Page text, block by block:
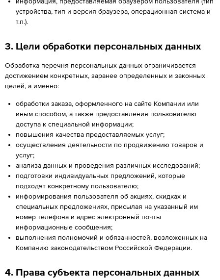
устройства, тип и версия браузера, операционная система и
т.п.).
3. Цели обработки персональных данных
Обработка перечня персональных данных ограничивается
достижением конкретных, заранее определенных и законных
целей, а именно:
обработки заказа, оформленного на сайте Компании или
иным способом, а также предоставления пользователю
доступа к специальной информации;
повышения качества предоставляемых услуг;
осуществления деятельности по продвижению товаров и
услуг;
анализа данных и проведения различных исследований;
подготовки индивидуальных предложений, которые
подходят конкретному пользователю;
информирования пользователя об акциях, скидках и
специальных предложениях, присылая на указанный им
номер телефона и адрес электронный почты
информационные сообщения;
выполнения полномочий и обязанностей, возложенных на
Компанию законодательством Российской Федерации.
4. Права субъекта персональных данных